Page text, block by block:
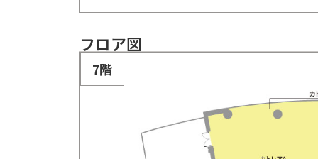
フロア図
7階